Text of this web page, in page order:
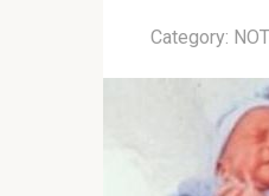
Category: